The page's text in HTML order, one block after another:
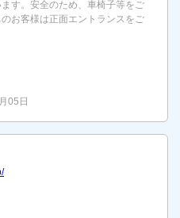
す。安全のため、車椅子等をご
お客様は正面エントランスをご
05日